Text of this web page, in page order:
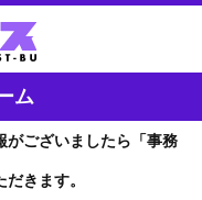
ム
がございましたら「事務
きます。